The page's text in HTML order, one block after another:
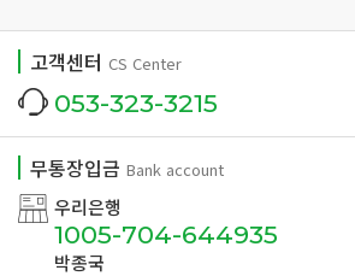
고객센터 CS Center
053-323-3215
무통장입금 Bank account
우리은행
1005-704-644935
박종국